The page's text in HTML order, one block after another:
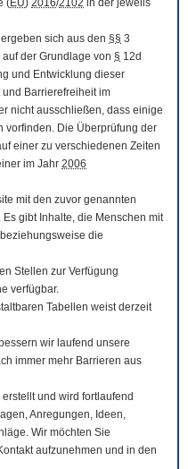
(EU) 2016/2102 in der jeweils
sich aus den §§ 3
auf der Grundlage von § 12d
und Entwicklung dieser
Barrierefreiheit im
nicht ausschließen, dass einige
vorfinden. Die Überprüfung der
einer zu verschiedenen Zeiten
im Jahr 2006
mit den zuvor genannten
gibt Inhalte, die Menschen mit
die
Stellen zur Verfügung
verfügbar.
Tabellen weist derzeit
wir laufend unsere
immer mehr Barrieren aus
erstellt und wird fortlaufend
Anregungen, Ideen,
Wir möchten Sie
aufzunehmen und in den